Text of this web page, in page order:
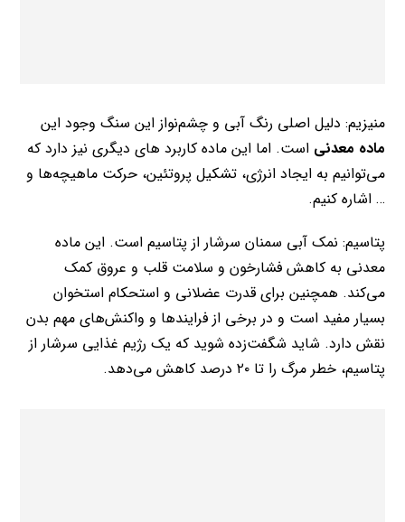
منیزیم: دلیل اصلی رنگ آبی و چشم‌نواز این سنگ وجود این
ماده معدنی است. اما این ماده کاربرد های دیگری نیز دارد که
می‌توانیم به ایجاد انرژی، تشکیل پروتئین، حرکت ماهیچه‌ها و
… اشاره کنیم.
پتاسیم: نمک آبی سمنان سرشار از پتاسیم است. این ماده
معدنی به کاهش فشارخون و سلامت قلب و عروق کمک
می‌کند. همچنین برای قدرت عضلانی و استحکام استخوان
بسیار مفید است و در برخی از فرایندها و واکنش‌های مهم بدن
نقش دارد. شاید شگفت‌زده شوید که یک رژیم غذایی سرشار از
پتاسیم، خطر مرگ را تا ۲۰ درصد کاهش می‌دهد.